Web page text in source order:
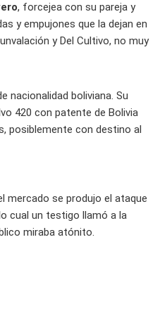
, forcejea con su pareja y
y empujones que la dejan en
y Del Cultivo, no muy
nacionalidad boliviana. Su
420 con patente de Bolivia
posiblemente con destino al
mercado se produjo el ataque
cual un testigo llamó a la
miraba atónito.